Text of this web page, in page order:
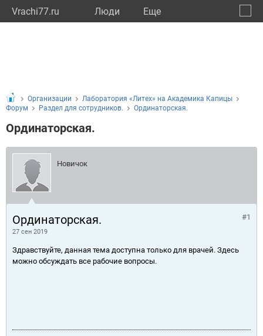
Vrachi77.ru Люди Eще
Организации
Лаборатория «Литех» на Академика Капицы
Форум
Раздел для сотрудников. Ординаторская.
Ординаторская.
Новичок
Ординаторская.
27 сен 2019
#1
Здравствуйте, данная тема доступна только для врачей. Здесь
можно обсуждать все рабочие вопросы.